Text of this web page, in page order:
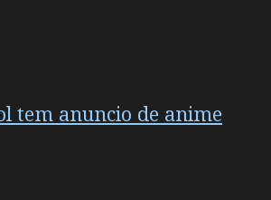
tem anuncio de anime